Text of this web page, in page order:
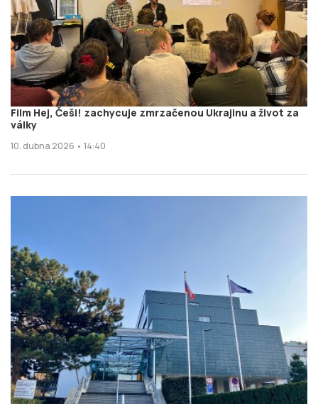
Film Hej, Češi! zachycuje zmrzačenou Ukrajinu a život za
války
10. dubna 2026 • 14:40